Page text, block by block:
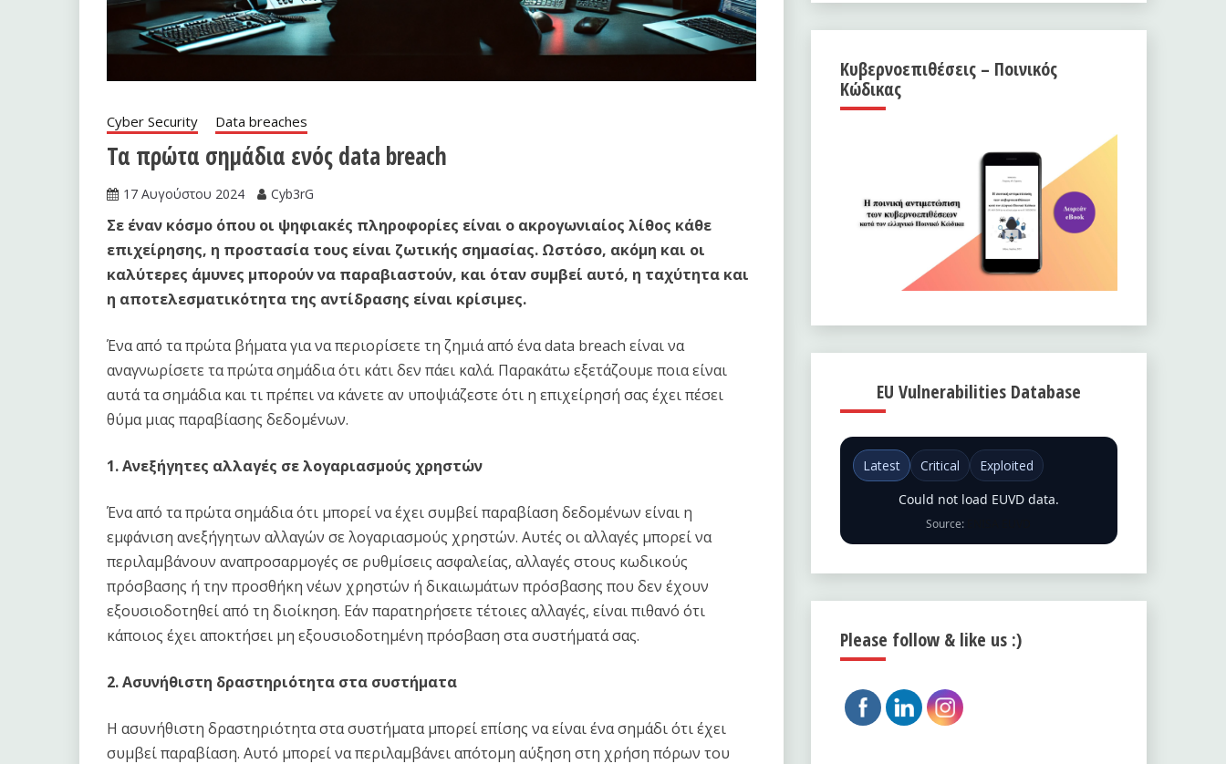
Cyber Security Data breaches
Τα πρώτα σημάδια ενός data breach
17 Αυγούστου 2024 Cyb3rG
Σε έναν κόσμο όπου οι ψηφιακές πληροφορίες είναι ο ακρογωνιαίος λίθος κάθε
επιχείρησης, η προστασία τους είναι ζωτικής σημασίας. Ωστόσο, ακόμη και οι
καλύτερες άμυνες μπορούν να παραβιαστούν, και όταν συμβεί αυτό, η ταχύτητα και
η αποτελεσματικότητα της αντίδρασης είναι κρίσιμες.
Ένα από τα πρώτα βήματα για να περιορίσετε τη ζημιά από ένα data breach είναι να
αναγνωρίσετε τα πρώτα σημάδια ότι κάτι δεν πάει καλά. Παρακάτω εξετάζουμε ποια είναι
αυτά τα σημάδια και τι πρέπει να κάνετε αν υποψιάζεστε ότι η επιχείρησή σας έχει πέσει
θύμα μιας παραβίασης δεδομένων.
1. Ανεξήγητες αλλαγές σε λογαριασμούς χρηστών
Ένα από τα πρώτα σημάδια ότι μπορεί να έχει συμβεί παραβίαση δεδομένων είναι η
εμφάνιση ανεξήγητων αλλαγών σε λογαριασμούς χρηστών. Αυτές οι αλλαγές μπορεί να
περιλαμβάνουν αναπροσαρμογές σε ρυθμίσεις ασφαλείας, αλλαγές στους κωδικούς
πρόσβασης ή την προσθήκη νέων χρηστών ή δικαιωμάτων πρόσβασης που δεν έχουν
εξουσιοδοτηθεί από τη διοίκηση. Εάν παρατηρήσετε τέτοιες αλλαγές, είναι πιθανό ότι
κάποιος έχει αποκτήσει μη εξουσιοδοτημένη πρόσβαση στα συστήματά σας.
2. Ασυνήθιστη δραστηριότητα στα συστήματα
Η ασυνήθιστη δραστηριότητα στα συστήματα μπορεί επίσης να είναι ένα σημάδι ότι έχει
συμβεί παραβίαση. Αυτό μπορεί να περιλαμβάνει απότομη αύξηση στη χρήση πόρων του
Κυβερνοεπιθέσεις – Ποινικός
Κώδικας
EU Vulnerabilities Database
Latest Critical
Exploited
Could not load EUVD data.
Source:
Please follow & like us :)